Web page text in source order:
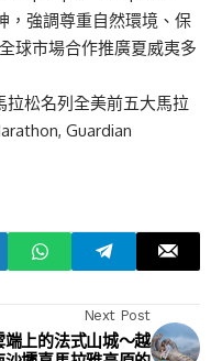
，強調尊重自然環境、保
球市場合作推廣夏威夷多
松名列全美前五大馬拉
Guardian
Next Post
端上的法式山城～越